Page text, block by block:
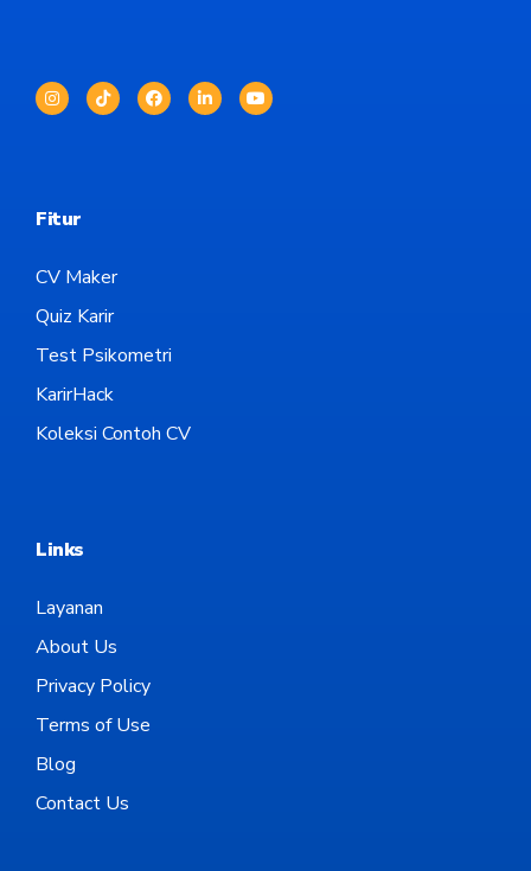
Fitur
CV Maker
Quiz Karir
Test Psikometri
KarirHack
Koleksi Contoh CV
Links
Layanan
About Us
Privacy Policy
Terms of Use
Blog
Contact Us